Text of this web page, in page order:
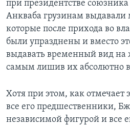
при президентстве
Анкваба грузинам
которые после прихода во
были упразднены и вместо
выдавать временный вид на
самым лишив их абсолютно
Хотя при этом, как отмечает
все его предшественники,
независимой фигурой и все